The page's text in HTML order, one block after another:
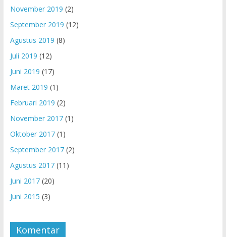
November 2019 (2)
September 2019 (12)
Agustus 2019 (8)
Juli 2019 (12)
Juni 2019 (17)
Maret 2019 (1)
Februari 2019 (2)
November 2017(1)
Oktober 2017(1)
September 2017(2)
Agustus 2017(11)
Juni 2017(20)
Juni 2015 (3)
Komentar